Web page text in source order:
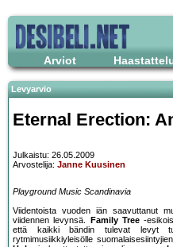
Arviot
Levyarvio
Eternal Erection:
Julkaistu: 26.05.2009
Arvostelija: Janne Kuusinen
Playground Music Scandinavia
Viidentoista vuoden iän saavuttanut
viidennen levynsä.
Family Tree-
että kaikki bändin tulevat levyt
rytmimusiikkiyleisölle